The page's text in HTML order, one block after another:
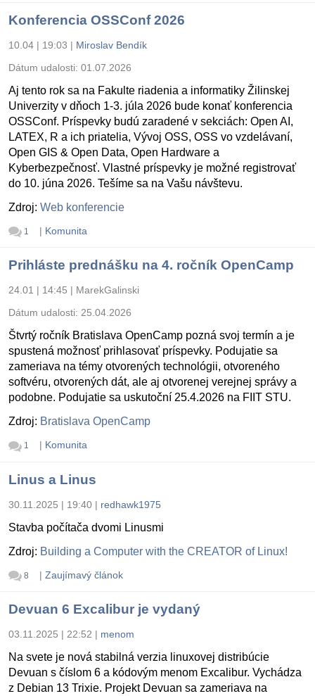
Konferencia OSSConf 2026
10.04 | 19:03 | Miroslav Bendík
Dátum udalosti: 01.07.2026
Aj tento rok sa na Fakulte riadenia a informatiky Žilinskej
Univerzity v dňoch 1-3. júla 2026 bude konať konferencia
OSSConf. Príspevky budú zaradené v sekciách: Open AI,
LATEX, R a ich priatelia, Vývoj OSS, OSS vo vzdelávaní,
Open GIS & Open Data, Open Hardware a
Kyberbezpečnosť. Vlastné príspevky je možné registrovať
do 10. júna 2026. Tešíme sa na Vašu návštevu.
Zdroj: Web konferencie
1 | Komunita
Prihláste prednášku na 4. ročník OpenCamp
24.01 | 14:45 | MarekGalinski
Dátum udalosti: 25.04.2026
Štvrtý ročník Bratislava OpenCamp pozná svoj termín a je
spustená možnosť prihlasovať príspevky. Podujatie sa
zameriava na témy otvorených technológii, otvoreného
softvéru, otvorených dát, ale aj otvorenej verejnej správy a
podobne. Podujatie sa uskutoční 25.4.2026 na FIIT STU.
Zdroj: Bratislava OpenCamp
1 | Komunita
Linus a Linus
30.11.2025 | 19:40 | redhawk1975
Stavba počítača dvomi Linusmi
Zdroj: Building a Computer with the CREATOR of Linux!
8 | Zaujímavý článok
Devuan 6 Excalibur je vydaný
03.11.2025 | 22:52 | menom
Na svete je nová stabilná verzia linuxovej distribúcie
Devuan s číslom 6 a kódovým menom Excalibur. Vychádza
z Debian 13 Trixie. Projekt Devuan sa zameriava na